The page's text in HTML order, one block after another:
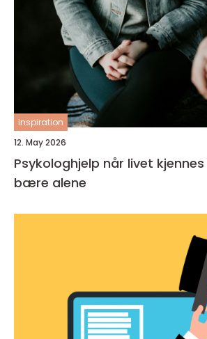
inspiration
12. May 2026
Psykologhjelp når livet kjennes for tungt å
bære alene